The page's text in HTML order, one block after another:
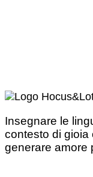
Insegnare le
contesto di gioia
generare amore